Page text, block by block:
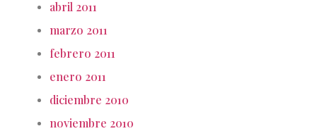
abril 2011
marzo 2011
febrero 2011
enero 2011
diciembre 2010
noviembre 2010